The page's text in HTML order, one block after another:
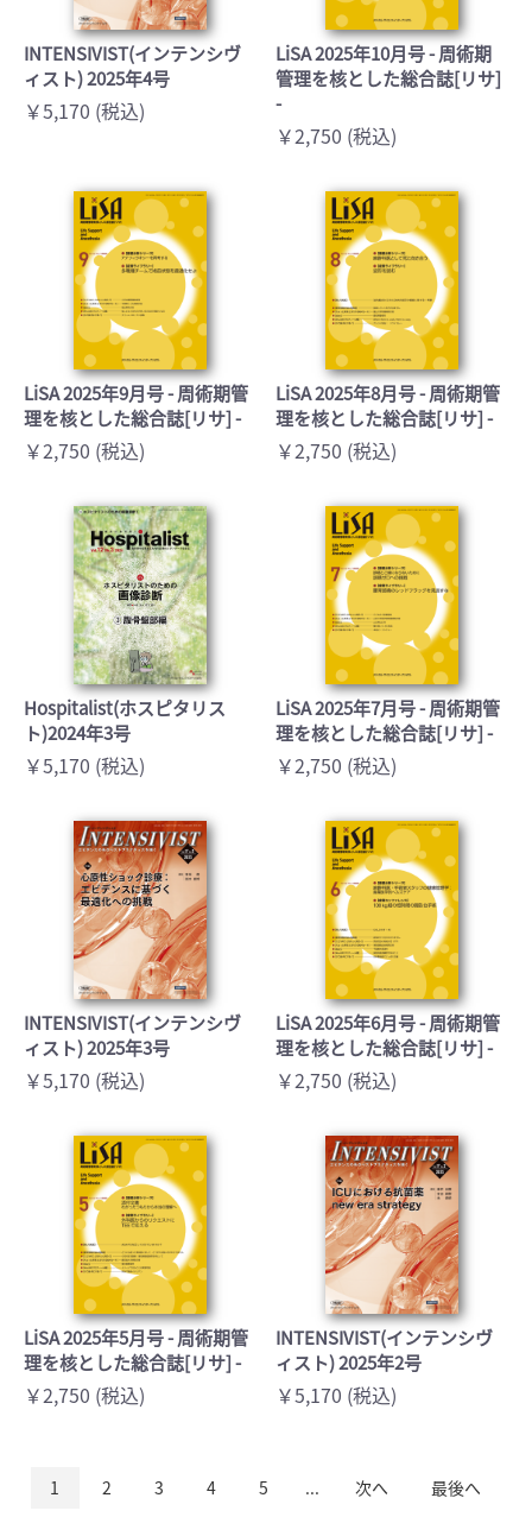
INTENSIVIST(インテンシヴ
ィスト) 2025年4号
￥5,170 (税込)
LiSA 2025年10月号 - 周術期
管理を核とした総合誌[リサ]
-
￥2,750 (税込)
LiSA 2025年9月号 - 周術期管
理を核とした総合誌[リサ] -
￥2,750 (税込)
LiSA 2025年8月号 - 周術期管
理を核とした総合誌[リサ] -
￥2,750 (税込)
Hospitalist(ホスピタリス
ト)2024年3号
￥5,170 (税込)
LiSA 2025年7月号 - 周術期管
理を核とした総合誌[リサ] -
￥2,750 (税込)
INTENSIVIST(インテンシヴ
ィスト) 2025年3号
￥5,170 (税込)
LiSA 2025年6月号 - 周術期管
理を核とした総合誌[リサ] -
￥2,750 (税込)
LiSA 2025年5月号 - 周術期管
理を核とした総合誌[リサ] -
￥2,750 (税込)
INTENSIVIST(インテンシヴ
ィスト) 2025年2号
￥5,170 (税込)
1 2 3 4 5 ... 次へ 最後へ